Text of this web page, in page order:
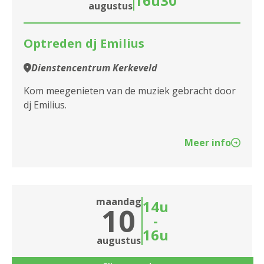
Dienstencentrum Blankenberg
Dienstencentrum Broydenborg
Dienstencentrum De Fontein
Dienstencentrum De Meere
augustus
Optreden dj Emilius
Dienstencentrum Kerkeveld
Kom meegenieten van de muziek gebracht door
dj Emilius.
Meer info
maandag
10
augustus
14u
-
16u